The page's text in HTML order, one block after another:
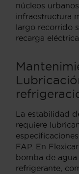
núcleos
infraestructura
largo recorrido
recarga eléctrica.
La estabilidad
requiere
especificaciones
FAP. En
bomba de
refrigerante,